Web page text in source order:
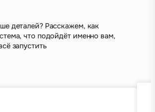
деталей? Расскажем, как
что подойдёт именно вам,
запустить